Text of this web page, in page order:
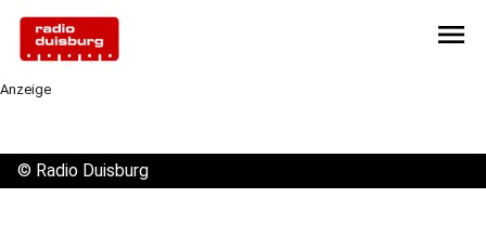
menu
Anzeige
© Radio Duisburg